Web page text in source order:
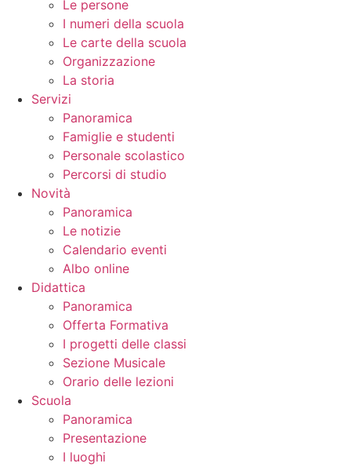
Le persone
I numeri della scuola
Le carte della scuola
Organizzazione
La storia
Servizi
Panoramica
Famiglie e studenti
Personale scolastico
Percorsi di studio
Novità
Panoramica
Le notizie
Calendario eventi
Albo online
Didattica
Panoramica
Offerta Formativa
I progetti delle classi
Sezione Musicale
Orario delle lezioni
Scuola
Panoramica
Presentazione
I luoghi